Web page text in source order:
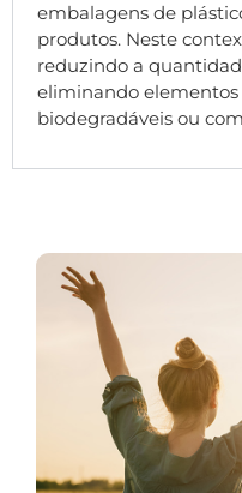
embalagens de
produtos. Neste
reduzindo a
eliminando
biodegradáveis ou